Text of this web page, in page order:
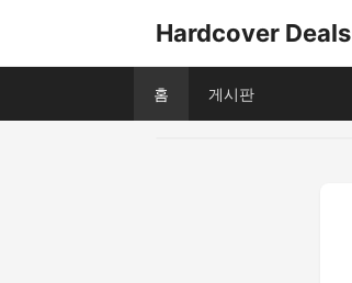
Hardcover Deals
홈 게시판